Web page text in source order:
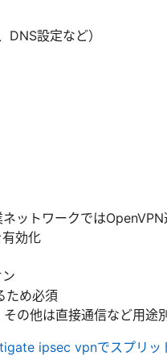
設定など）
ットワークでは
効化
ため必須
の他は直接通信など用途
ipsec vpnでスプリッ